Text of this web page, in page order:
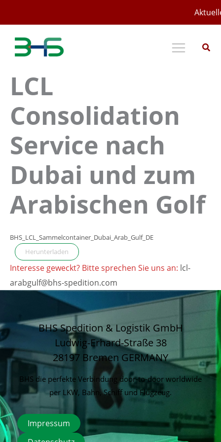
springen
LCL
Consolidation
Service nach
Dubai und zum
Arabischen Golf
BHS_LCL_Sammelcontainer_Dubai_Arab_Gulf_DE
Herunterladen
Interesse geweckt? Bitte sprechen Sie uns an: lcl-
arabgulf@bhs-spedition.com
BHS Spedition & Logistik GmbH
Ludwig-Erhard-Straße 38
28197 Bremen GERMANY
BHS die perfekte Verbindung door-to-door worldwide
per LKW, Bahn, Schiff und Flugzeug.
Impressum